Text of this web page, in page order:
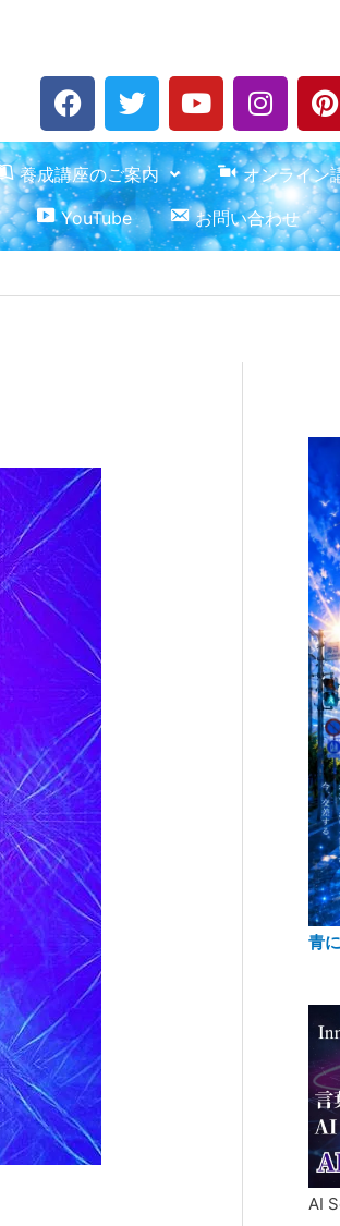
F
a
c
e
b
o
o
T
w
i
t
t
e
r
Y
o
u
t
u
b
e
I
n
s
t
a
g
r
m
P
i
n
t
e
r
e
t
養成講座のご案内
オンライン
YouTube お問い合わせ
青
AI